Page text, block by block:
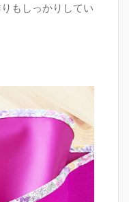
もしっかりしてい